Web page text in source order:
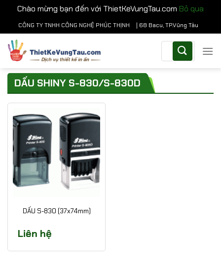
Chào mừng bạn đến với ThietKeVungTau.com Bỏ qua
Chuyển
đến
nội
dung
CÔNG TY TNHH CÔNG NGHỆ PHÚC THỊNH | 68 Bacu, TP.Vũng Tàu
kiếm:
DẤU SHINY S-830/S-830D
DẤU S-830 (37x74mm)
Liên hệ